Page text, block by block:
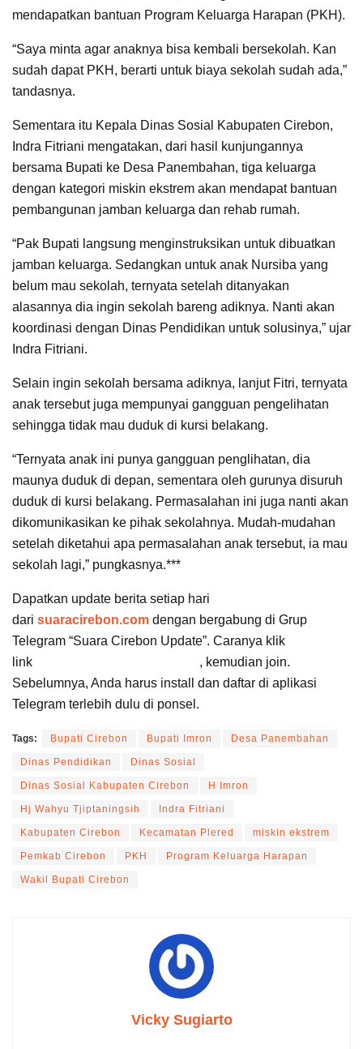
mendapatkan bantuan Program Keluarga Harapan (PKH).
“Saya minta agar anaknya bisa kembali bersekolah. Kan
sudah dapat PKH, berarti untuk biaya sekolah sudah ada,”
tandasnya.
Sementara itu Kepala Dinas Sosial Kabupaten Cirebon,
Indra Fitriani mengatakan, dari hasil kunjungannya
bersama Bupati ke Desa Panembahan, tiga keluarga
dengan kategori miskin ekstrem akan mendapat bantuan
pembangunan jamban keluarga dan rehab rumah.
“Pak Bupati langsung menginstruksikan untuk dibuatkan
jamban keluarga. Sedangkan untuk anak Nursiba yang
belum mau sekolah, ternyata setelah ditanyakan
alasannya dia ingin sekolah bareng adiknya. Nanti akan
koordinasi dengan Dinas Pendidikan untuk solusinya,” ujar
Indra Fitriani.
Selain ingin sekolah bersama adiknya, lanjut Fitri, ternyata
anak tersebut juga mempunyai gangguan pengelihatan
sehingga tidak mau duduk di kursi belakang.
“Ternyata anak ini punya gangguan penglihatan, dia
maunya duduk di depan, sementara oleh gurunya disuruh
duduk di kursi belakang. Permasalahan ini juga nanti akan
dikomunikasikan ke pihak sekolahnya. Mudah-mudahan
setelah diketahui apa permasalahan anak tersebut, ia mau
sekolah lagi,” pungkasnya.***
Dapatkan update berita setiap hari
dari suaracirebon.com dengan bergabung di Grup
Telegram “Suara Cirebon Update”. Caranya klik
link
, kemudian join.
Sebelumnya, Anda harus install dan daftar di aplikasi
Telegram terlebih dulu di ponsel.
Tags: Bupati Cirebon Bupati Imron Desa Panembahan
Dinas Pendidikan Dinas Sosial
Dinas Sosial Kabupaten Cirebon H Imron
Hj Wahyu Tjiptaningsih Indra Fitriani
Kabupaten Cirebon Kecamatan Plered miskin ekstrem
Pemkab Cirebon PKH Program Keluarga Harapan
Wakil Bupati Cirebon
Vicky Sugiarto